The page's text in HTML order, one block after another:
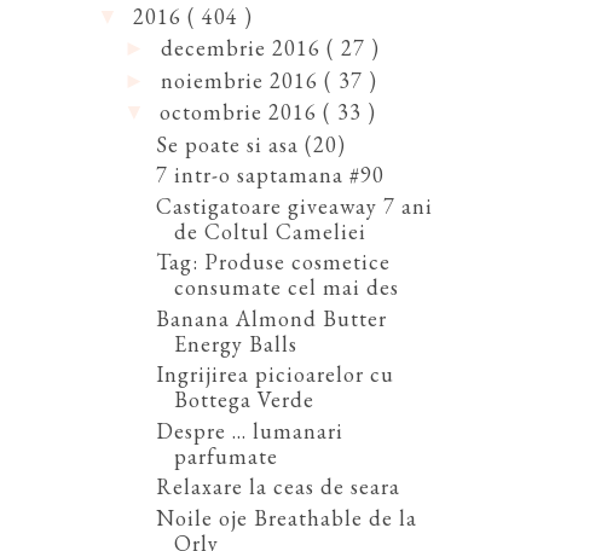
2016 ( 404 )
decembrie 2016 ( 27 )
noiembrie 2016 ( 37 )
octombrie 2016 ( 33 )
Se poate si asa (20)
7 intr-o saptamana #90
Castigatoare giveaway 7 ani
de Coltul Cameliei
Tag: Produse cosmetice
consumate cel mai des
Banana Almond Butter
Energy Balls
Ingrijirea picioarelor cu
Bottega Verde
Despre ... lumanari
parfumate
Relaxare la ceas de seara
Noile oje Breathable de la
Orly